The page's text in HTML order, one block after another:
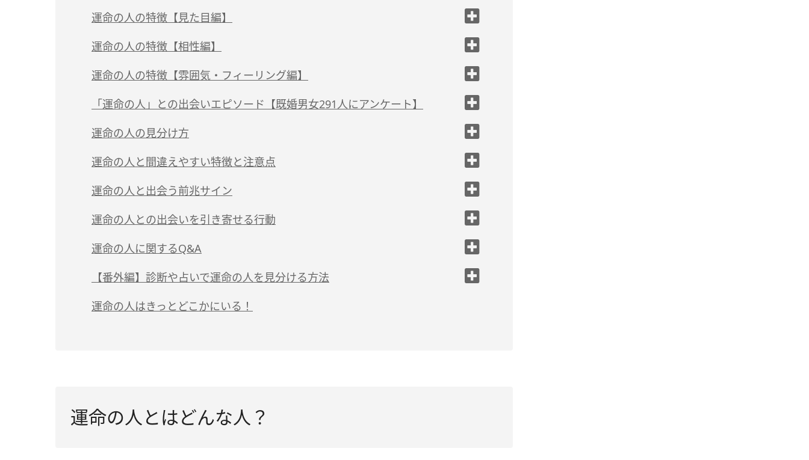
スピリチュアルの世界では「ツインレイ」と呼ぶことも
運命の人の特徴【見た目編】
（1）顔が似ている
（2）まとう雰囲気が同じ
（3）落ち着く匂いがする
運命の人の特徴【相性編】
（1）共通点が多い
（2）価値観が似ている
（3）笑いのツボが似ている
運命の人の特徴【雰囲気・フィーリング編】
（1）懐かしさを感じて初めて会った気がしない
（2）安心感がある
（3）沈黙が苦痛にならない
「運命の人」との出会いエピソード【既婚男女291人にアンケート】
結婚相手との出会いに運命を感じた人の割合
結婚相手に運命を感じた人のエピソード
結婚相手に抱いた感覚ランキング
運命の人の見分け方
（1）見た目や価値観、趣味などの共通点が多いか？
（2）一緒にいて疲れない、居心地がいいか？
（3）相手の考えが何となく分かるか？
運命の人と間違えやすい特徴と注意点
（1）理想の条件がそろっている
（2）くっついたり離れたりを繰り返す
運命の人と出会う前兆サイン
（1）大失恋を経験する
（2）人間関係が変化する
（3）環境が変化する
運命の人との出会いを引き寄せる行動
（1）自分磨きに励む
（2）前向きに生きる
運命の人に関するQ&A
Q.運命の人は2人いるって本当？
Q.運命の人に出会うと体が反応するって本当？
【番外編】診断や占いで運命の人を見分ける方法
可能性は何％？ 運命の人診断
運命の人はきっとどこかにいる！
運命の人とはどんな人？